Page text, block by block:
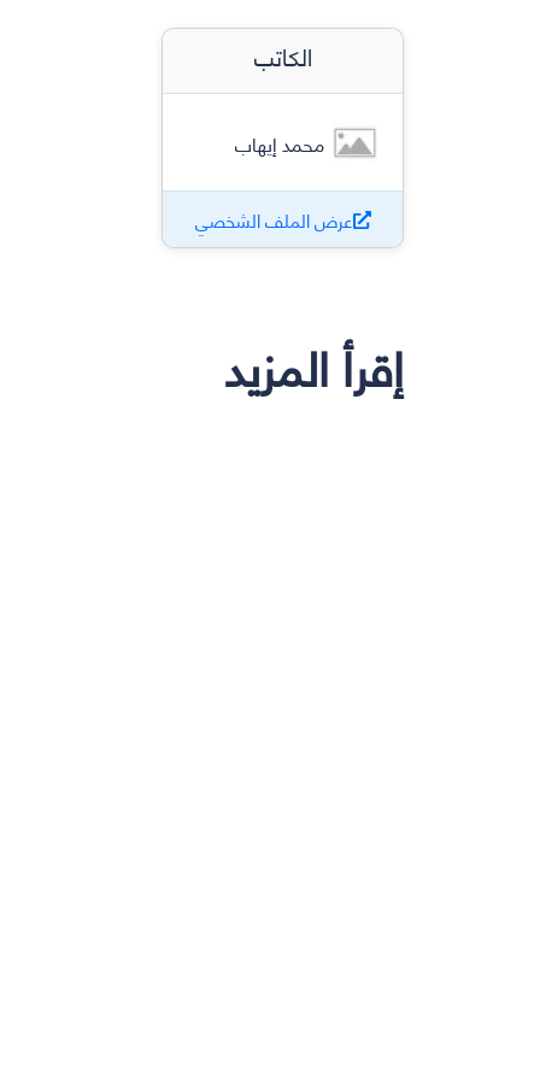
الكاتب
محمد إيهاب
عرض الملف الشخصي
إقرأ المزيد